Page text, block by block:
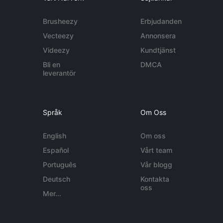
Brusheezy
Vecteezy
Videezy
Bli en
leverantör
Erbjudanden
Annonsera
Kundtjänst
DMCA
Språk
English
Español
Português
Deutsch
Mer...
Om Oss
Om oss
Vårt team
Vår blogg
Kontakta
oss